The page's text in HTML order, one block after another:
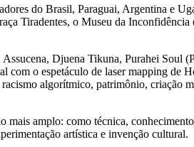
do Brasil, Paraguai, Argentina e
Tiradentes, o Museu da Inconfidência
Djuena Tikuna, Purahei Soul
o espetáculo de laser mapping de
algorítmico, patrimônio, criação
mais amplo: como técnica,
artística e invenção cultural.